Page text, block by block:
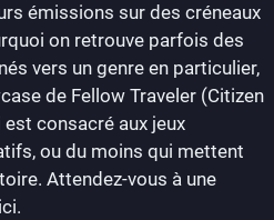
émissions sur des créneaux
on retrouve parfois des
vers un genre en particulier,
de Fellow Traveler (Citizen
est consacré aux jeux
ou du moins qui mettent
Attendez-vous à une